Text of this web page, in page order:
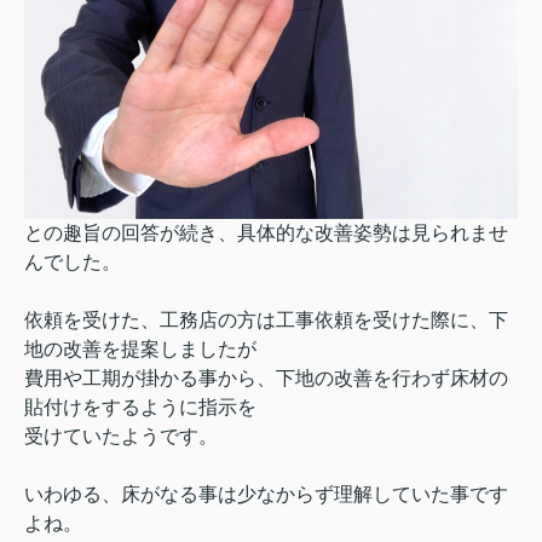
との趣旨の回答が続き、具体的な改善姿勢は見られませ
んでした。
依頼を受けた、工務店の方は工事依頼を受けた際に、下
地の改善を提案しましたが
費用や工期が掛かる事から、下地の改善を行わず床材の
貼付けをするように指示を
受けていたようです。
いわゆる、床がなる事は少なからず理解していた事です
よね。